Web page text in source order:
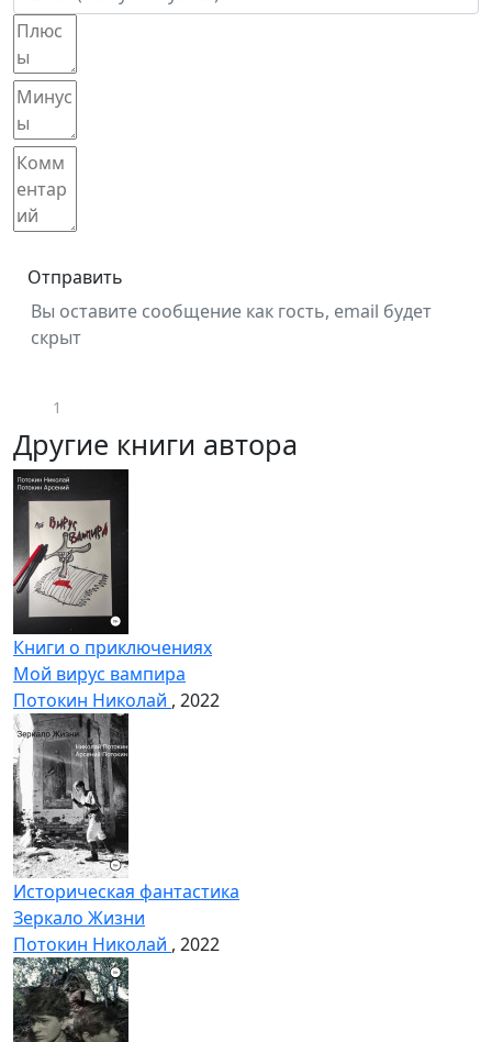
Отправить
Вы оставите сообщение как гость, email будет
скрыт
1
Другие книги автора
Книги о приключениях
Мой вирус вампира
Потокин Николай , 2022
Историческая фантастика
Зеркало Жизни
Потокин Николай , 2022